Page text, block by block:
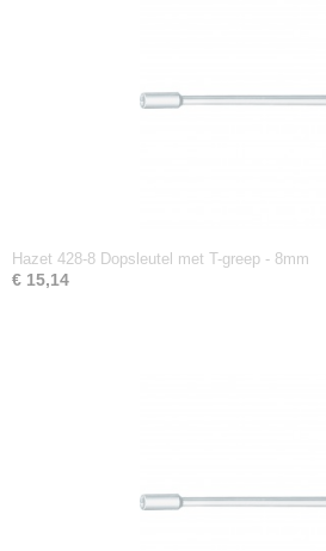
Hazet 428-8 Dopsleutel met T-greep - 8mm
€ 15,14